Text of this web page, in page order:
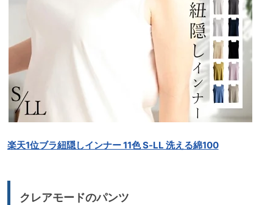
楽天1位ブラ紐隠しインナー 11色 S-LL 洗える綿100
クレアモードのパンツ